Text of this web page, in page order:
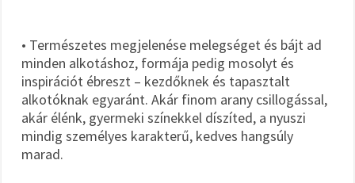
• Természetes megjelenése melegséget és bájt ad
minden alkotáshoz, formája pedig mosolyt és
inspirációt ébreszt – kezdőknek és tapasztalt
alkotóknak egyaránt. Akár finom arany csillogással,
akár élénk, gyermeki színekkel díszíted, a nyuszi
mindig személyes karakterű, kedves hangsúly
marad.